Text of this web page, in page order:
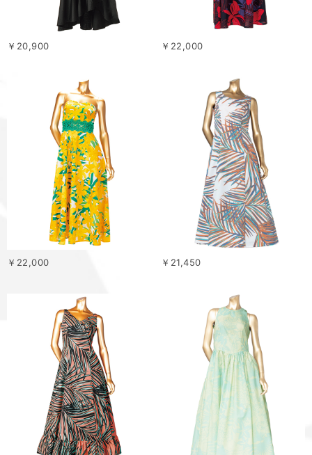
￥20,900 ￥22,000
￥22,000 ￥21,450